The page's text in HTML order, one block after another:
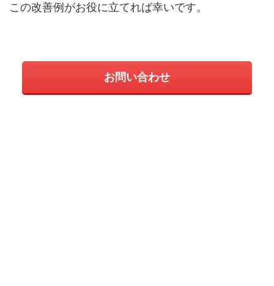
この改善例がお役に立てれば幸いです。
お問い合わせ